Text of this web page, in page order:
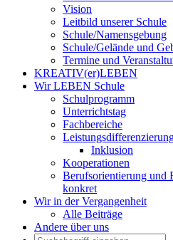
Vision
Leitbild unserer Schule
Schule/Namensgebung
Schule/Gelände und
Termine und
KREATIV(er)LEBEN
Wir LEBEN Schule
Schulprogramm
Unterrichtstag
Fachbereiche
Inklusion
Kooperationen
Berufsorientierung und
konkret
Wir in der Vergangenheit
Alle Beiträge
Andere über uns